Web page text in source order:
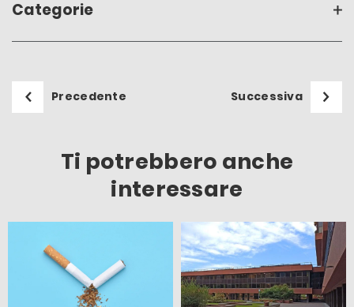
Categorie
Precedente Successiva
Ti potrebbero anche
interessare